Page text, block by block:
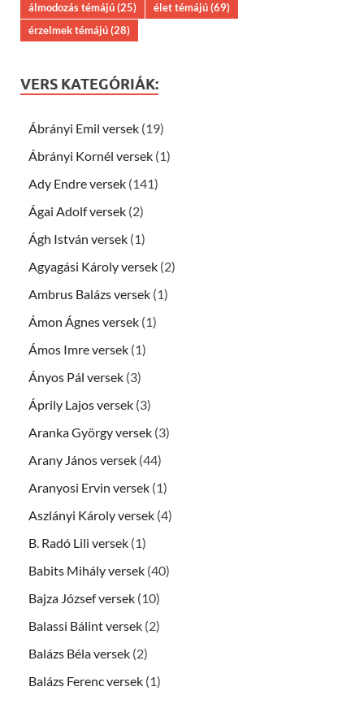
álmodozás témájú(25) élet témájú(69)
érzelmek témájú(28)
VERS KATEGÓRIÁK:
Ábrányi Emil versek (19)
Ábrányi Kornél versek (1)
Ady Endre versek (141)
Ágai Adolf versek (2)
Ágh István versek (1)
Agyagási Károly versek (2)
Ambrus Balázs versek (1)
Ámon Ágnes versek (1)
Ámos Imre versek (1)
Ányos Pál versek (3)
Áprily Lajos versek (3)
Aranka György versek (3)
Arany János versek (44)
Aranyosi Ervin versek (1)
Aszlányi Károly versek (4)
B. Radó Lili versek (1)
Babits Mihály versek (40)
Bajza József versek (10)
Balassi Bálint versek (2)
Balázs Béla versek (2)
Balázs Ferenc versek (1)